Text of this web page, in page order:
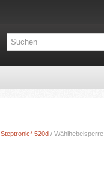
520d / Wählhebelsperre